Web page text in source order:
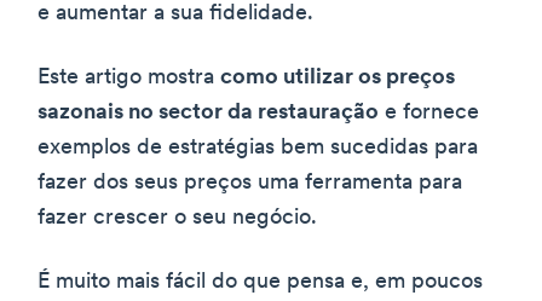
e aumentar a sua fidelidade.
Este artigo mostra como utilizar os preços
sazonais no sector da restauração e fornece
exemplos de estratégias bem sucedidas para
fazer dos seus preços uma ferramenta para
fazer crescer o seu negócio.
É muito mais fácil do que pensa e, em poucos